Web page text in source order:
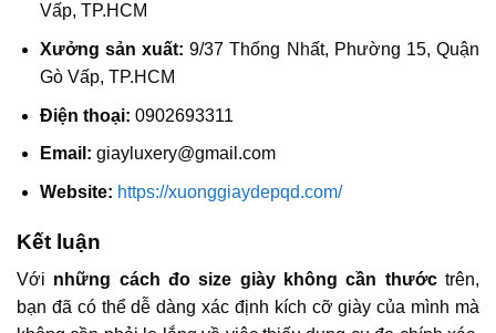
Vấp, TP.HCM
Xưởng sản xuất:9/37 Thống Nhất, Phường 15, Quận
Gò Vấp, TP.HCM
Điện thoại: 0902693311
Email: giayluxery@gmail.com
Website: https://xuonggiaydepqd.com/
Kết luận
Với những cách đo size giày không cần thướctrên,
bạn đã có thể dễ dàng xác định kích cỡ giày của mình mà